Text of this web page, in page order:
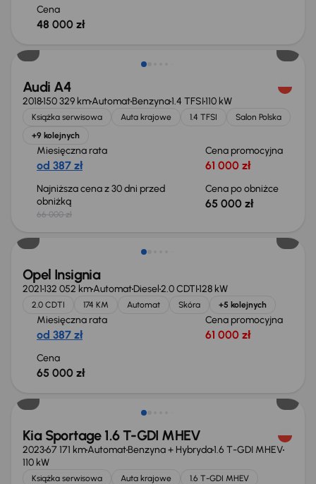
Cena
48 000 zł
Taniej o 1 000 zł
Audi A4
2018150 329 kmAutomatBenzyna1.4 TFSI110 kW
Książka serwisowa Auta krajowe 1.4 TFSI
Salon Polska
+9 kolejnych
Miesięczna rata
od 387 zł
Cena promocyjna
61 000 zł
Najniższa cena z 30 dni przed
obniżką
66 000 zł
Cena po obniżce
65 000 zł
Opel Insignia
2021132 052 kmAutomatDiesel2.0 CDTI128 kW
2.0 CDTI 174 KM Automat Skóra +5 kolejnych
Miesięczna rata
od 387 zł
Cena promocyjna
61 000 zł
Cena
65 000 zł
Taniej o 1 000 zł
Kia Sportage 1.6 T-GDI MHEV
202367 171 kmAutomatBenzyna + Hybryda1.6 T-GDI MHEV
110 kW
Książka serwisowa Auta krajowe
1.6 T-GDI MHEV